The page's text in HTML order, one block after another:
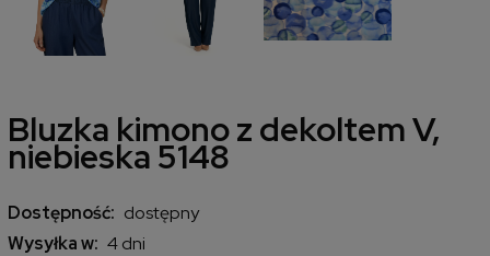
Bluzka kimono z dekoltem V,
niebieska 5148
Dostępność: dostępny
Wysyłka w: 4 dni